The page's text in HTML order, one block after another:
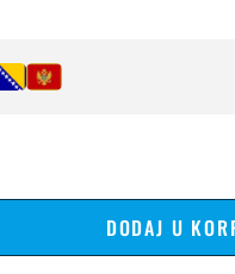
DODAJ U